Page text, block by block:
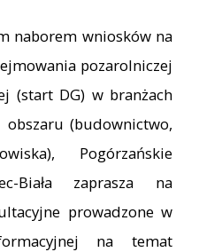
naborem wniosków na
pozarolniczej
(start DG) w branżach
(budownictwo,
Pogórzańskie
Biała zaprasza na
prowadzone w
na temat